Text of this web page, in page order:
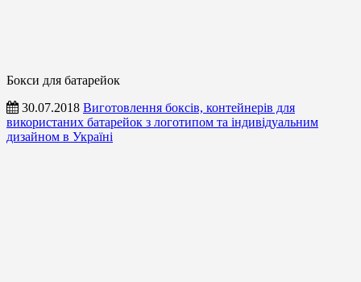
Бокси для батарейок
30.07.2018 Виготовлення боксів, контейнерів для
використаних батарейок з логотипом та індивідуальним
дизайном в Україні